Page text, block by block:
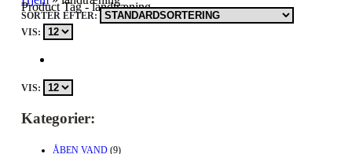
Product Tag - landtræning
SORTÉR EFTER:
VIS:
VIS:
Kategorier:
ÅBEN VAND (9)